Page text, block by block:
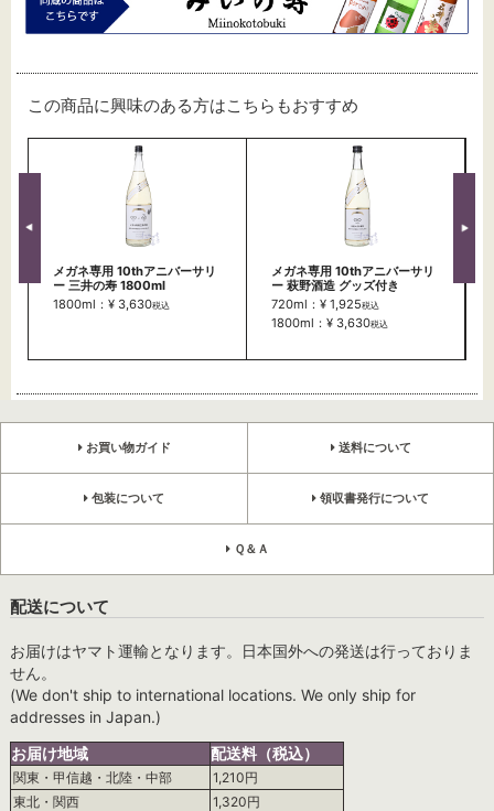
この商品に興味のある方はこちらもおすすめ
メガネ専用 10thアニバーサリ
ー 三井の寿 1800ml
1800ml：¥ 3,630税込
メガネ専用 10thアニバーサリ
ー 萩野酒造 グッズ付き
720ml：¥ 1,925税込
1800ml：¥ 3,630税込
お買い物ガイド 送料について
包装について 領収書発行について
Ｑ＆Ａ
配送について
お届けはヤマト運輸となります。日本国外への発送は行っておりま
せん。
(We don't ship to international locations. We only ship for
addresses in Japan.)
お届け地域
配送料（税込）
関東・甲信越・北陸・中部
1,210円
東北・関西
1,320円